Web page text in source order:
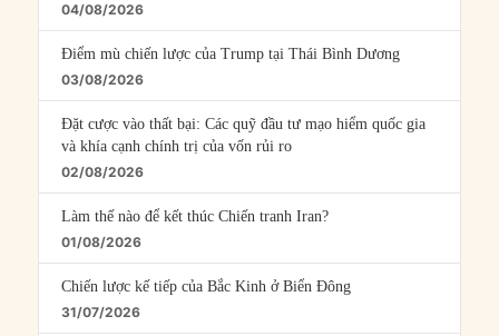
04/08/2026
Điểm mù chiến lược của Trump tại Thái Bình Dương
03/08/2026
Đặt cược vào thất bại: Các quỹ đầu tư mạo hiểm quốc gia
và khía cạnh chính trị của vốn rủi ro
02/08/2026
Làm thế nào để kết thúc Chiến tranh Iran?
01/08/2026
Chiến lược kế tiếp của Bắc Kinh ở Biển Đông
31/07/2026